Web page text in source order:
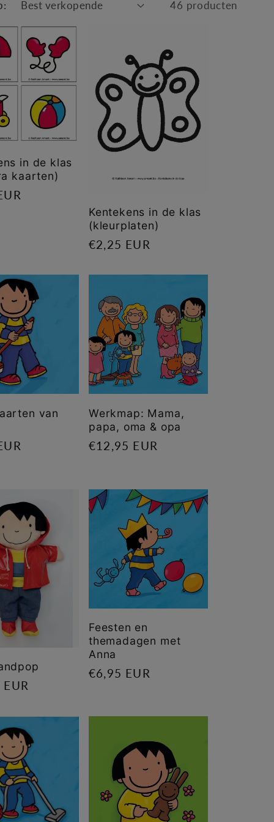
i
o
46 producten
in de klas
kaarten)
Kentekens in de klas
(kleurplaten)
Normale
€2,25 EUR
van
Werkmap: Mama,
papa, oma & opa
Normale
€12,95 EUR
EUR
Feesten en
themadagen met
Anna
Normale
€6,95 EUR